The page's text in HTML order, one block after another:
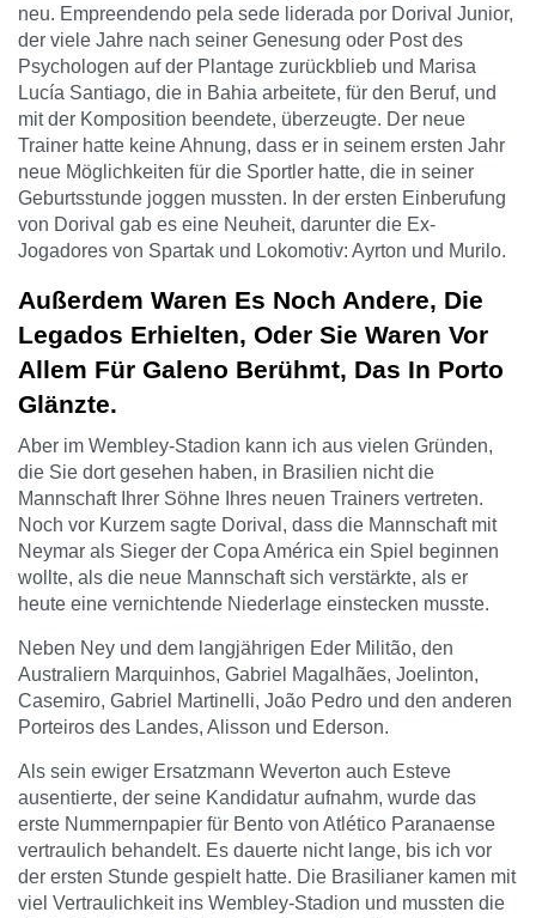
neu. Empreendendo pela sede liderada por Dorival Junior,
der viele Jahre nach seiner Genesung oder Post des
Psychologen auf der Plantage zurückblieb und Marisa
Lucía Santiago, die in Bahia arbeitete, für den Beruf, und
mit der Komposition beendete, überzeugte. Der neue
Trainer hatte keine Ahnung, dass er in seinem ersten Jahr
neue Möglichkeiten für die Sportler hatte, die in seiner
Geburtsstunde joggen mussten. In der ersten Einberufung
von Dorival gab es eine Neuheit, darunter die Ex-
Jogadores von Spartak und Lokomotiv: Ayrton und Murilo.
Außerdem Waren Es Noch Andere, Die
Legados Erhielten, Oder Sie Waren Vor
Allem Für Galeno Berühmt, Das In Porto
Glänzte.
Aber im Wembley-Stadion kann ich aus vielen Gründen,
die Sie dort gesehen haben, in Brasilien nicht die
Mannschaft Ihrer Söhne Ihres neuen Trainers vertreten.
Noch vor Kurzem sagte Dorival, dass die Mannschaft mit
Neymar als Sieger der Copa América ein Spiel beginnen
wollte, als die neue Mannschaft sich verstärkte, als er
heute eine vernichtende Niederlage einstecken musste.
Neben Ney und dem langjährigen Eder Militão, den
Australiern Marquinhos, Gabriel Magalhães, Joelinton,
Casemiro, Gabriel Martinelli, João Pedro und den anderen
Porteiros des Landes, Alisson und Ederson.
Als sein ewiger Ersatzmann Weverton auch Esteve
ausentierte, der seine Kandidatur aufnahm, wurde das
erste Nummernpapier für Bento von Atlético Paranaense
vertraulich behandelt. Es dauerte nicht lange, bis ich vor
der ersten Stunde gespielt hatte. Die Brasilianer kamen mit
viel Vertraulichkeit ins Wembley-Stadion und mussten die